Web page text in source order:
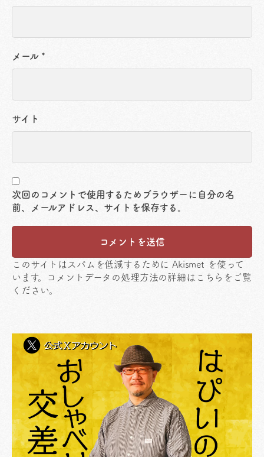
メール *
サイト
次回のコメントで使用するためブラウザーに自分の名
前、メールアドレス、サイトを保存する。
このサイトはスパムを低減するために Akismet を使って
います。
コメントデータの処理方法の詳細はこちらをご覧
ください。